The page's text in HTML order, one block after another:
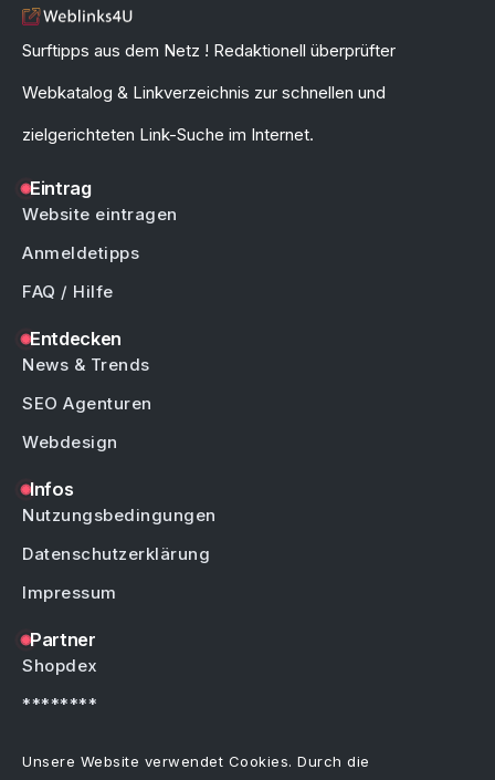
Surftipps aus dem Netz ! Redaktionell überprüfter
Webkatalog & Linkverzeichnis zur schnellen und
zielgerichteten Link-Suche im Internet.
Eintrag
Website eintragen
Anmeldetipps
FAQ / Hilfe
Entdecken
News & Trends
SEO Agenturen
Webdesign
Infos
Nutzungsbedingungen
Datenschutzerklärung
Impressum
Partner
Shopdex
********
Unsere Website verwendet Cookies. Durch die